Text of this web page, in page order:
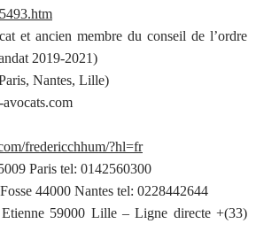
et ancien membre du conseil de l’ordre
2019-2021)
Nantes, Lille)
fredericchhum/?hl=fr
Paris tel: 0142560300
44000 Nantes tel: 0228442644
59000 Lille – Ligne directe +(33)